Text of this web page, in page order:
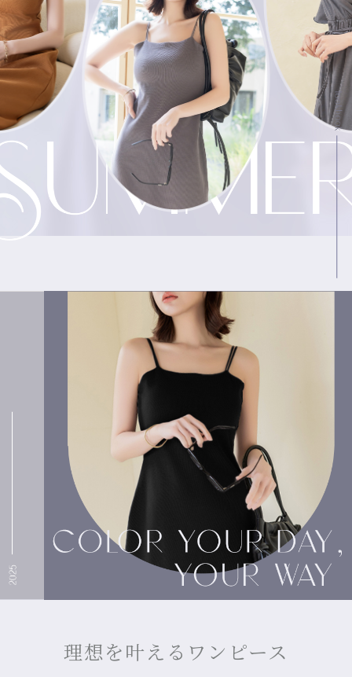
理想を叶えるワンピース